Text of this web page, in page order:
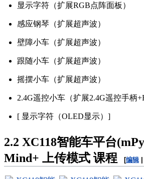
显示字符（扩展RGB点阵面板）
感应钢琴（扩展超声波）
壁障小车（扩展超声波）
跟随小车（扩展超声波）
摇摆小车（扩展超声波）
2.4G遥控小车（扩展2.4G遥控手柄
[ 显示字符（OLED显示）]
2.2 XC118智能车平台
Mind+ 上传模式 课程
[编辑